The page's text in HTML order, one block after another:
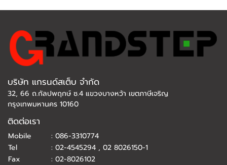
บริษัท แกรนด์สเต็บ จำกัด
32, 66 ถ.กัลปพฤกษ์ ซ.4 แขวงบางหว้า เขตภาษีเจริญ
กรุงเทพมหานคร 10160
ติดต่อเรา
Mobile : 086-3310774
Tel
: 02-4545294 , 02 8026150-1
Fax
: 02-8026102